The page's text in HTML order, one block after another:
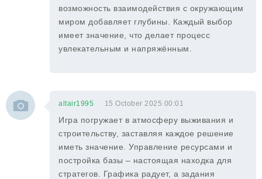
возможность взаимодействия с окружающим
миром добавляет глубины. Каждый выбор
имеет значение, что делает процесс
увлекательным и напряжённым.
altair1995 15 October 2025 00:01
Игра погружает в атмосферу выживания и
строительству, заставляя каждое решение
иметь значение. Управление ресурсами и
постройка базы – настоящая находка для
стратегов. Графика радует, а задания